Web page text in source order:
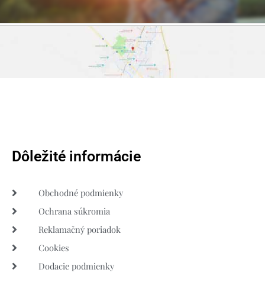
Dôležité informácie
Obchodné podmienky
Ochrana súkromia
Reklamačný poriadok
Cookies
Dodacie podmienky